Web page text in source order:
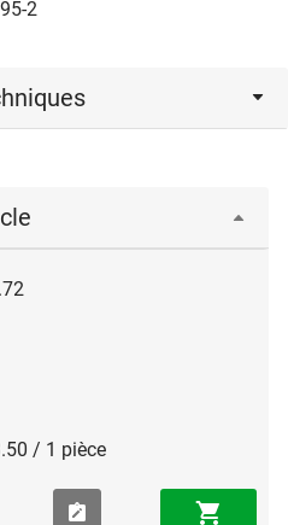
2
/ 1 pièce